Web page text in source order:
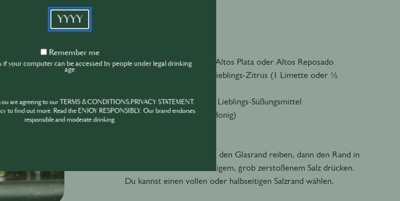
(2 Parts) 2 oz / 60 ml Altos Plata oder Altos Reposado
(1 Part) 1 oz / 30 ml Lieblings-Zitrus (1 Limette oder ½
(½ Part) ½ oz / 15 ml Lieblings-Süßungsmittel
(Agave/Zuckerrohr/Honig)
Ein Stück Zitrusfrucht um den Glasrand reiben, dann den Rand in
eine Schale mit hochwertigem, grob zerstoßenem Salz drücken.
Du kannst einen vollen oder halbseitigen Salzrand wählen.
YYYY
Remember
Remember me
if your computer can be accessed by people under legal drinking
age
are agreeing to our TERMS & CONDITIONS,PRIVACY STATEMENT.
to find out more. Read the ENJOY RESPONSIBLY. Our brand endorses
responsible and moderate drinking.